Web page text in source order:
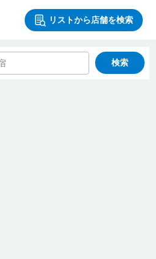
リストから店舗を検索
検索